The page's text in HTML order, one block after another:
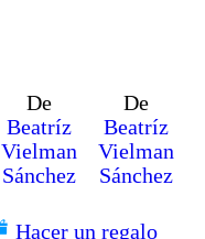
De
Beatríz
Vielman
Sánchez
De
Beatríz
Vielman
Sánchez
Hacer un regalo